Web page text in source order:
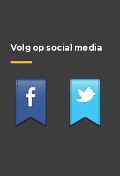
Volg op social media